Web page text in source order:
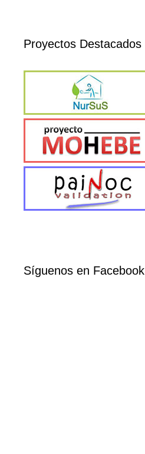
Proyectos Destacados
Síguenos en Facebook